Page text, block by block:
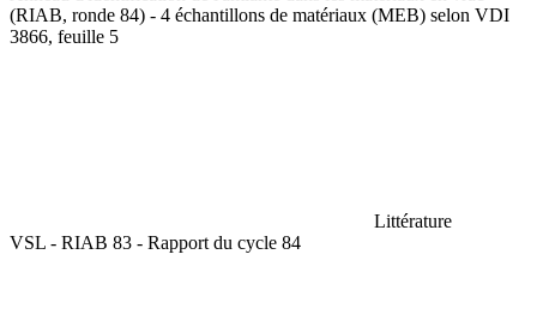
(RIAB, ronde 84) - 4 échantillons de matériaux (MEB) selon VDI
3866, feuille 5
Littérature
VSL - RIAB 83 - Rapport du cycle 84